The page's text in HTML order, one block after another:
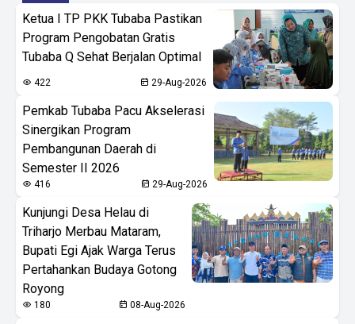
Ketua I TP PKK Tubaba Pastikan
Program Pengobatan Gratis
Tubaba Q Sehat Berjalan Optimal
422 29-Aug-2026
Pemkab Tubaba Pacu Akselerasi
Sinergikan Program
Pembangunan Daerah di
Semester II 2026
416 29-Aug-2026
Kunjungi Desa Helau di
Triharjo Merbau Mataram,
Bupati Egi Ajak Warga Terus
Pertahankan Budaya Gotong
Royong
180 08-Aug-2026